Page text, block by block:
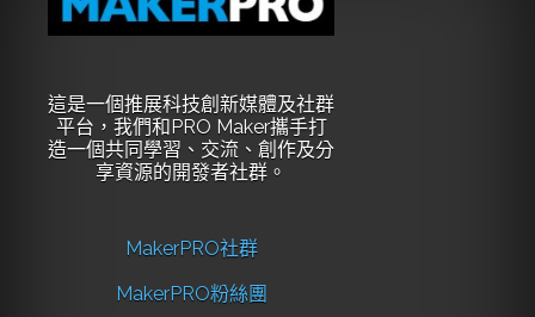
這是一個推展科技創新媒體及社群
平台，我們和PRO Maker攜手打
造一個共同學習、交流、創作及分
享資源的開發者社群。
MakerPRO社群
MakerPRO粉絲團